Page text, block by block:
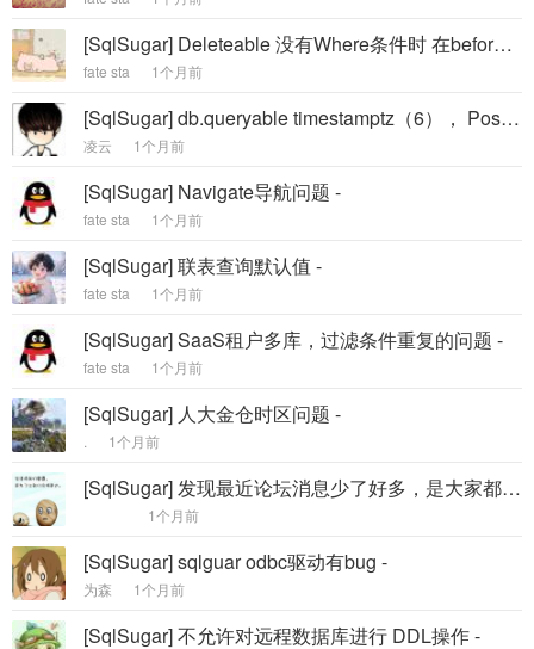
[SqlSugar] Deleteable 没有Where条件时 在before时拼接的 sql 异常 -
fate sta 1个月前
[SqlSugar] db.queryable timestamptz（6）， PostgreSQL DateTimeOffset多8小时 -
凌云 1个月前
[SqlSugar] Navigate导航问题 -
fate sta 1个月前
[SqlSugar] 联表查询默认值 -
fate sta 1个月前
[SqlSugar] SaaS租户多库，过滤条件重复的问题 -
fate sta 1个月前
[SqlSugar] 人大金仓时区问题 -
1个月前
[SqlSugar] 发现最近论坛消息少了好多，是大家都用ai写代码了吗 -
1个月前
[SqlSugar] sqlguar odbc驱动有bug -
为森 1个月前
[SqlSugar] 不允许对远程数据库进行 DDL操作 -